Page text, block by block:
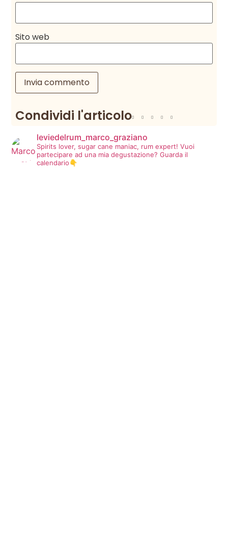
Sito web
Condividi l'articolo
leviedelrum_marco_graziano
Spirits lover, sugar cane maniac, rum expert! Vuoi
partecipare ad una mia degustazione? Guarda il
calendario👇